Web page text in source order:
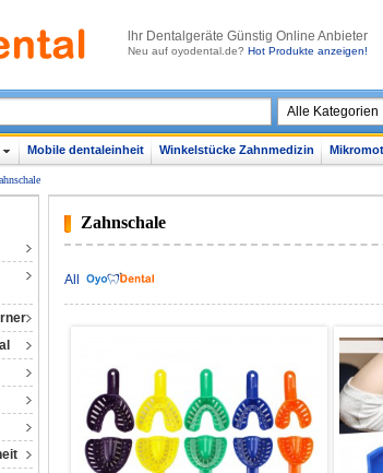
lhr Dentalgeräte Günstig Online Anbieter
Neu auf oyodental.de? Hot Produkte anzeigen!
Mobile dentaleinheit Winkelstücke Zahnmedizin
Zahnschale
All